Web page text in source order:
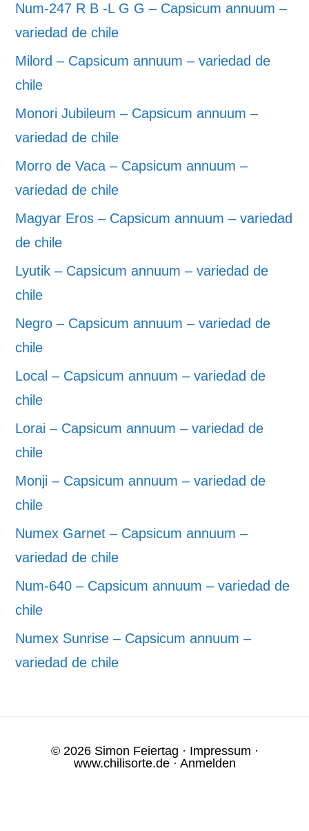
Num-247 R B -L G G – Capsicum annuum –
variedad de chile
Milord – Capsicum annuum – variedad de
chile
Monori Jubileum – Capsicum annuum –
variedad de chile
Morro de Vaca – Capsicum annuum –
variedad de chile
Magyar Eros – Capsicum annuum – variedad
de chile
Lyutik – Capsicum annuum – variedad de
chile
Negro – Capsicum annuum – variedad de
chile
Local – Capsicum annuum – variedad de
chile
Lorai – Capsicum annuum – variedad de
chile
Monji – Capsicum annuum – variedad de
chile
Numex Garnet – Capsicum annuum –
variedad de chile
Num-640 – Capsicum annuum – variedad de
chile
Numex Sunrise – Capsicum annuum –
variedad de chile
© 2026 Simon Feiertag · Impressum ·
www.chilisorte.de· Anmelden